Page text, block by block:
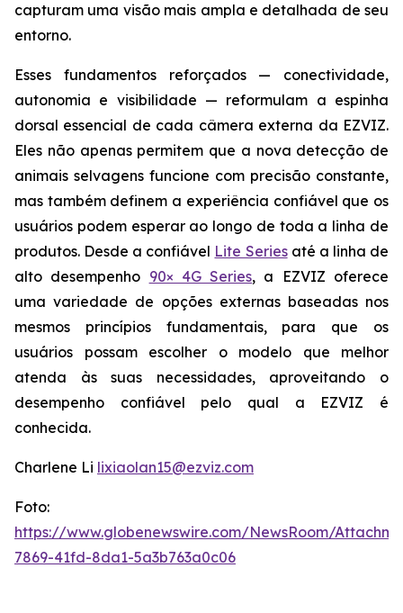
capturam uma visão mais ampla e detalhada de seu
entorno.
Esses fundamentos reforçados — conectividade,
autonomia e visibilidade — reformulam a espinha
dorsal essencial de cada câmera externa da EZVIZ.
Eles não apenas permitem que a nova detecção de
animais selvagens funcione com precisão constante,
mas também definem a experiência confiável que os
usuários podem esperar ao longo de toda a linha de
produtos. Desde a confiável Lite Seriesaté a linha de
alto desempenho 90× 4G Series, a EZVIZ oferece
uma variedade de opções externas baseadas nos
mesmos princípios fundamentais, para que os
usuários possam escolher o modelo que melhor
atenda às suas necessidades, aproveitando o
desempenho confiável pelo qual a EZVIZ é
conhecida.
Charlene Li lixiaolan15@ezviz.com
Foto:
https://www.globenewswire.com/NewsRoom/
7869-41fd-8da1-5a3b763a0c06